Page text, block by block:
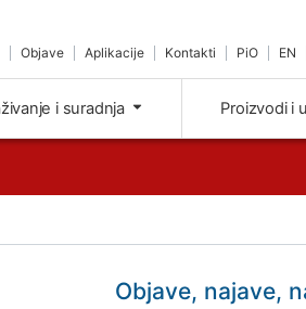
Objave Aplikacije Kontakti PiO EN
i suradnja Proizvodi i
Objave, najave,